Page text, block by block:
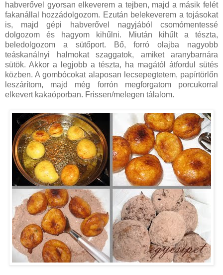
habverővel gyorsan elkeverem a tejben, majd a másik felét
fakanállal hozzádolgozom. Ezután belekeverem a tojásokat
is, majd gépi habverővel nagyjából csomómentessé
dolgozom és hagyom kihűlni. Miután kihűlt a tészta,
beledolgozom a sütőport. Bő, forró olajba nagyobb
teáskanálnyi halmokat szaggatok, amiket aranybarnára
sütök. Akkor a legjobb a tészta, ha magától átfordul sütés
közben. A gombócokat alaposan lecsepegtetem, papírtörlőn
leszárítom, majd még forrón megforgatom porcukorral
elkevert kakaóporban. Frissen/melegen tálalom.